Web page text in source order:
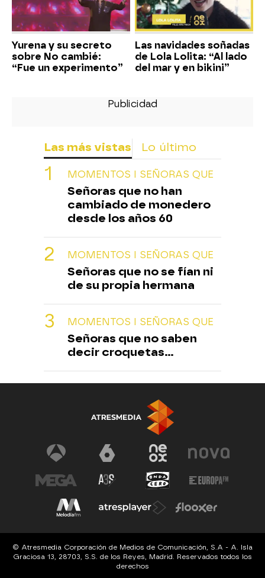
Yurena y su secreto
sobre No cambié:
“Fue un experimento”
Las navidades soñadas
de Lola Lolita: “Al lado
del mar y en bikini”
Las más vistas Lo último
MOMENTOS I SEÑORAS QUE
Señoras que no han
cambiado de monedero
desde los años 60
MOMENTOS I SEÑORAS QUE
Señoras que no se fían ni
de su propia hermana
MOMENTOS I SEÑORAS QUE
Señoras que no saben
decir croquetas...
© Atresmedia Corporación de Medios de Comunicación, S.A - A. Isla
Graciosa 13, 28703, S.S. de los Reyes, Madrid. Reservados todos los
derechos